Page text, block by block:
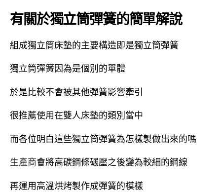
有關於獨立筒彈簧的簡單解說
組成獨立筒床墊的主要構造即是獨立筒彈簧
獨立筒彈簧因為是個別的單體
於是比較不會被其他彈簧影響牽引
很推薦使用在雙人床墊的類別當中
而各位明白這些獨立筒彈簧為怎樣製做出來的嗎
生產商會將高碳鋼條碾壓之後變為較細的鋼線
再運用高溫烘烤製作成彈簧的模樣